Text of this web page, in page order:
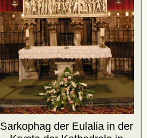
Sarkophag der Eulalia in der